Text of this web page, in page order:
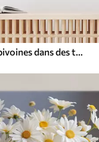
bouquet abstrait de pivoines dans des tons roses